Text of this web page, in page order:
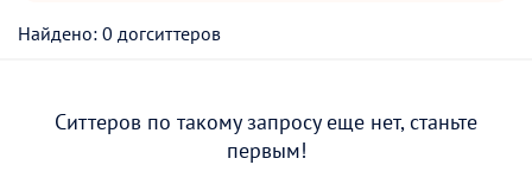
Найдено: 0 догситтеров
Ситтеров по такому запросу еще нет, станьте
первым!